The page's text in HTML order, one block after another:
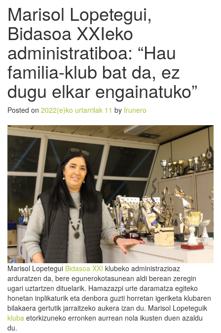
Marisol Lopetegui,
Bidasoa XXIeko
administratiboa: “Hau
familia-klub bat da, ez
dugu elkar engainatuko”
Posted on 2022(e)ko urtarrilak 11 by Irunero
Marisol Lopetegui Bidasoa XXI klubeko administrazioaz
arduratzen da, bere egunerokotasunean aldi berean zeregin
ugari uztartzen dituelarik. Hamazazpi urte daramatza egiteko
honetan inplikaturik eta denbora guzti horretan igeriketa klubaren
bilakaera gertutik jarraitzeko aukera izan du. Marisol Lopeteguik
kluba etorkizuneko erronken aurrean nola ikusten duen azaldu
du.